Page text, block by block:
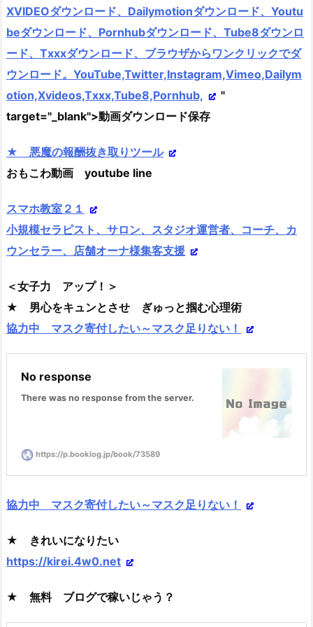
XVIDEOダウンロード、Dailymotionダウンロード、Youtu
beダウンロード、Pornhubダウンロード、Tube8ダウンロ
ード、Txxxダウンロード、ブラウザからワンクリックでダ
ウンロード。YouTube,Twitter,Instagram,Vimeo,Dailym
otion,Xvideos,Txxx,Tube8,Pornhub,
"
target="_blank">動画ダウンロード保存
★ 悪魔の報酬抜き取りツール
おもこわ動画 youtube line
スマホ教室２１
小規模セラピスト、サロン、スタジオ運営者、コーチ、カ
ウンセラー、店舗オーナ様集客支援
＜女子力 アップ！＞
★ 男心をキュンとさせ ぎゅっと掴む心理術
協力中 マスク寄付したい～マスク足りない！
No response
There was no response from the server.
https://p.booklog.jp/book/73589
協力中 マスク寄付したい～マスク足りない！
★ きれいになりたい
https://kirei.4w0.net
★ 無料 ブログで稼いじゃう？